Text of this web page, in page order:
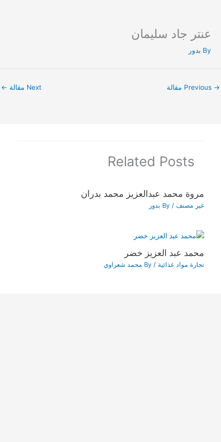
Skip
content
عنتر جاد سليمان
By بدور
→ Next مقالة ←
Related Posts
مروة محمد عبدالعزيز محمد بدران
غير مصنف / By بدور
محمد عبد العزيز خضر
تجارة مواد غذائية / By محمد شعراوي